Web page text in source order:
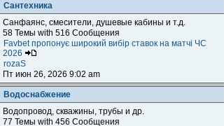
Сантехника
Санфаянс, смесители, душевые кабины и т.д.
58 Темы with 516 Сообщения
Favbet пропонує широкий вибір ставок на матчі ЧС
2026
rozaS
Пт июн 26, 2026 9:02 am
Водоснабжение
Водопровод, скважины, трубы и др.
77 Темы with 456 Сообщения